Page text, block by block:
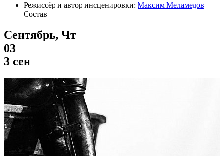
Режиссёр и автор инсценировки: Максим Меламедов
Состав
Сентябрь, Чт
03
3 сен